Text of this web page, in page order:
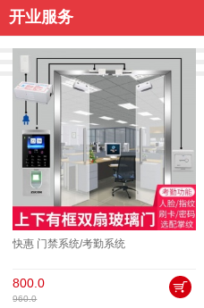
开业服务
快惠 门禁系统/考勤系统
800.0
960.0